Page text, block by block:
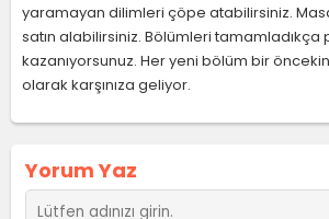
yaramayan dilimleri çöpe atabilirsiniz.
satın alabilirsiniz. Bölümleri tamamladıkça
kazanıyorsunuz. Her yeni bölüm bir
olarak karşınıza geliyor.
Yorum Yaz